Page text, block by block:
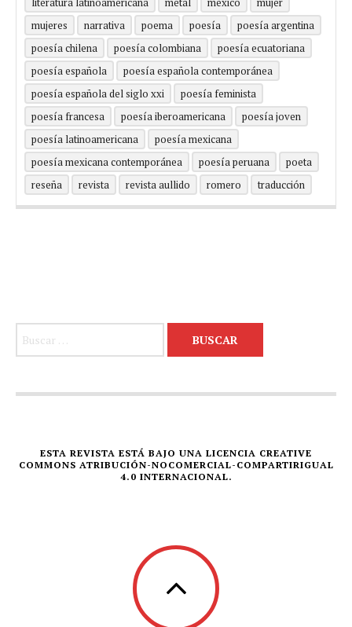
mujeres
narrativa poema poesía
poesía argentina
poesía chilena
poesía colombiana
poesía ecuatoriana
poesía española
poesía española contemporánea
poesía española del siglo xxi
poesía feminista
poesía francesa
poesía iberoamericana
poesía joven
poesía latinoamericana
poesía mexicana
poesía mexicana contemporánea
poesía peruana
poeta
reseña
revista revista aullido romero traducción
ESTA REVISTA ESTÁ BAJO UNA LICENCIA CREATIVE
COMMONS ATRIBUCIÓN-NOCOMERCIAL-COMPARTIRIGUAL
4.0 INTERNACIONAL.